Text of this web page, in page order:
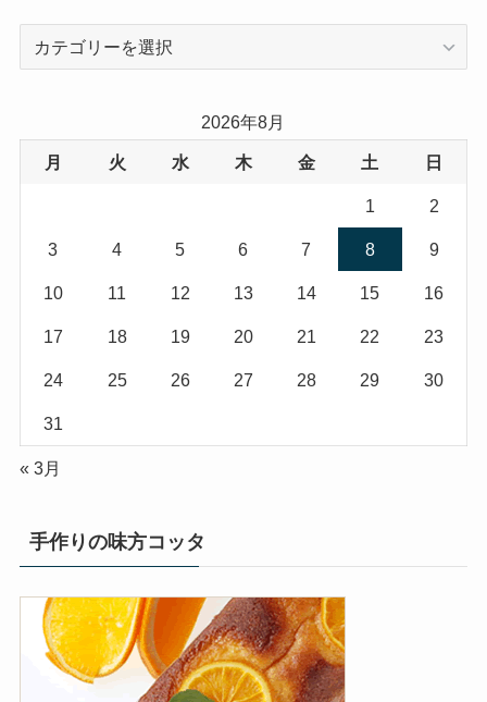
ー
2026年8月
月 火 水 木 金 土 日
1 2
3 4 5 6 7 8 9
10 11 12 13 14 15 16
17 18 19 20 21 22 23
24 25 26 27 28 29 30
31
« 3月
手作りの味方コッタ